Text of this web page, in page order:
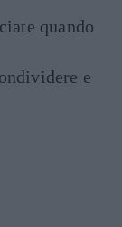
quando
e